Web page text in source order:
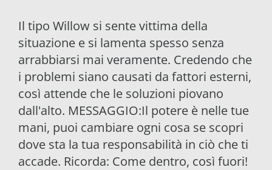
Il tipo Willow si sente vittima della
situazione e si lamenta spesso senza
arrabbiarsi mai veramente. Credendo che
i problemi siano causati da fattori esterni,
così attende che le soluzioni piovano
dall'alto. MESSAGGIO:Il potere è nelle tue
mani, puoi cambiare ogni cosa se scopri
dove sta la tua responsabilità in ciò che ti
accade. Ricorda: Come dentro, così fuori!